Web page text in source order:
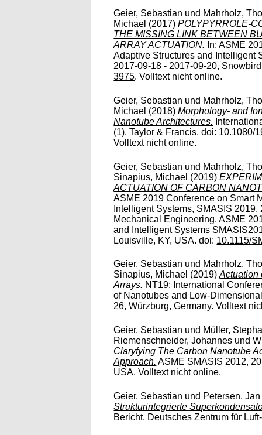
Geier, Sebastian und Mahrholz,
Michael (2017)POLYPYRROLE-
THE MISSING LINK BETWEEN
ARRAY ACTUATION. In: ASME
Adaptive Structures and Intelligent
2017-09-18 - 2017-09-20,
3975. Volltext nicht online.
Geier, Sebastian und Mahrholz,
Michael (2018)Morphology- and
Nanotube Architectures.
(1). Taylor & Francis. doi: 10.1080/
Volltext nicht online.
Geier, Sebastian und Mahrholz,
Sinapius, Michael (2019)
ACTUATION OF CARBON
ASME 2019 Conference on Smart
Intelligent Systems, SMASIS
Mechanical Engineering. ASME
and Intelligent Systems
Louisville, KY, USA. doi: 10.1115/
Geier, Sebastian und Mahrholz,
Sinapius, Michael (2019)Actuation
Arrays. NT19: International
of Nanotubes and Low-
26, Würzburg, Germany. Volltext
Geier, Sebastian und Müller,
Riemenschneider, Johannes und
Claryfying The Carbon Nanotube
Approach. ASME SMASIS 2012,
USA. Volltext nicht online.
Geier, Sebastian und Petersen, Jan
Strukturintegrierte
Bericht. Deutsches Zentrum für